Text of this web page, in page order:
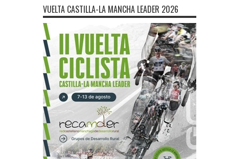
VUELTA CASTILLA-LA MANCHA LEADER 2026